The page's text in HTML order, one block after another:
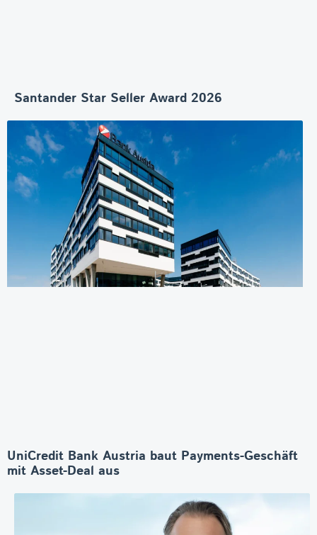
Santander Star Seller Award 2026
UniCredit Bank Austria baut Payments-Geschäft
mit Asset-Deal aus